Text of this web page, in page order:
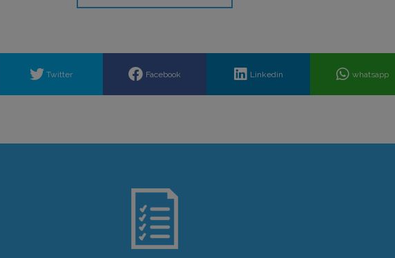
Twitter Facebook Linkedin whatsapp